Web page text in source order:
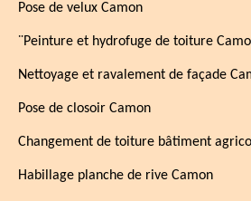
Pose de velux Camon
¨Peinture et hydrofuge de toiture
Nettoyage et ravalement de façade
Pose de closoir Camon
Changement de toiture bâtiment
Habillage planche de rive Camon